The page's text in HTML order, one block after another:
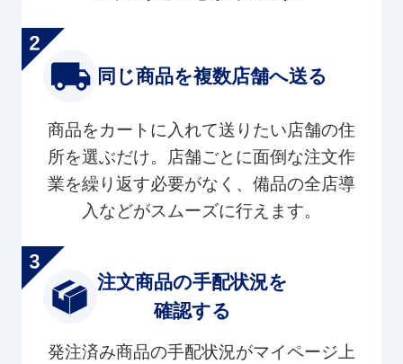
同じ商品を複数店舗へ送る
商品をカートに入れて送りたい店舗の住
所を選ぶだけ。店舗ごとに面倒な注文作
業を繰り返す必要がなく、備品の全店導
入などがスムーズに行えます。
注文商品の手配状況を
確認する
発注済み商品の手配状況がマイページ上